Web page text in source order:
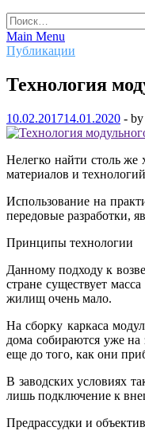
Найти:
Main Menu
Публикации
Технология
10.02.201714.01.2020 - by
Нелегко найти столь же
материалов и
Использование на
передовые разработки,
Принципы технологии
Данному подходу к
стране существует
жилищ очень мало.
На сборку каркаса
дома собираются уже
еще до того, как они
В заводских условиях
лишь подключение к
Предрассудки и